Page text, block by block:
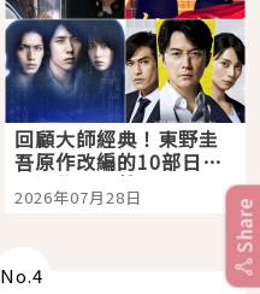
回顧大師經典！東野圭
吾原作改編的10部日本
影視作品推薦
2026年07月28日
No.4
Share